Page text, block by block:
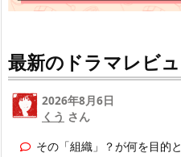
最新のドラマレビ
2026年8月6日
くう さん
その「組織」？が何を目的